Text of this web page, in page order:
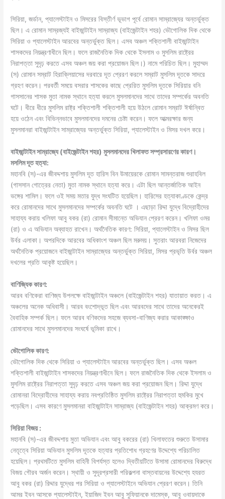
o
o
k
p
p
n
n
k
n
g
er
s
সিরিয়া, জর্ডান, প্যালেস্টাইন ও মিসরের বিস্তীর্ণ ভূভাগ পূর্বে রােমান সাম্রাজ্যের অন্তর্ভুক্ত
ছিল। এ রােমান সাম্রজ্যই বাইজান্টাইন সাম্রাজ্য (বাইজেন্টাইন শহর) ভৌগােলিক দিক থেকে
সিরিয়া ও প্যালেস্টাইন আরবের অন্তর্ভুক্ত ছিল। এসব অঞ্চল শক্তিশালী বাইজান্টাইন
শাসকদের নিয়ন্ত্রণাধীনে ছিল। ফলে রাজনৈতিক দিক থেকে ইসলাম ও মুসলিম রাষ্ট্রের
নিরাপত্তা সুদৃঢ় করতে এসব অঞ্চল জয় করা প্রয়ােজন ছিল।) নামে পরিচিত ছিল। মুহাম্মদ
(স) রােমান সম্রাট হিরাক্লিয়াসের দরবারে দূত প্রেরণ করলে সম্রাট মুসলিম দূতকে সাদরে
গ্রহণ করেন। পরবর্তী সময়ে বসরার শাসকের কাছে প্রেরিত মুসলিম দূতকে সিরিয়ার বনি
গাসসানের শাসক মুতা নামক স্থানে হত্যা করলে মুসলমানদের সাথে তাদের সম্পর্কের অবনতি
ঘটে। ধীরে ধীরে মুসলিম রাষ্ট্র শক্তিশালী শক্তিশালী হয়ে উঠলে রােমান সম্রাট ঈর্ষান্বিত
হয়ে ওঠেন এবং বিভিন্নভাবে মুসলমানদের দমনের চেষ্টা করেন। ফলে আত্মরক্ষার জন্য
মুসলমানরা বাইজান্টাইন সাম্রাজ্যের অন্তর্ভুক্ত সিরিয়া, প্যালেস্টাইন ও মিসর দখল করে।
বাইজান্টাইন সাম্রাজ্যে (বাইজেন্টাইন শহর) মুসলমানদের খিলাফত সম্প্রসারণের কারণ।
মসলিম দূত হত্যা:
মহানবি (স)-এর জীবদ্দশায় মুসলিম দূত হারিস বিন উমায়েরকে রােমান সামন্তরাজ শুরাহবিল
(গাসসান গােত্রের নেতা) মুতা নামক স্থানে হত্যা করে। এটা ছিল আন্তর্জাতিক আইন
ভঙ্গের শামিল। ফলে ওই সময় মতার যুদ্ধ সংঘটিত হয়েছিল। হারিসের হত্যাকাণ্ডকে কেন্দ্র
করে রােমানদের সাথে মুসলমানদের সম্পর্কের অবনতি ঘটে । এছাড়া রিদ্দা যুদ্ধে বিদ্রোহীদের
সাহায্য করায় খলিফা আবু বকর (রা) রােমান সীমান্তে অভিযান প্রেরণ করেন। খলিফা ওমর
(রা) ও এ অভিযান অব্যাহত রাখেন। অর্থনৈতিক কারণ: সিরিয়া, প্যালেস্টাইন ও মিসর ছিল
উর্বর এলাকা। অপরদিকে আরবের অধিকাংশ অঞ্চল ছিল মরুময়। সুতরাং আরবরা নিজেদের
অর্থনৈতিক প্রয়ােজনে বাইজান্টাইন সাম্রাজ্যের অন্তর্ভুক্ত সিরিয়া, মিসর প্রভৃতি উর্বর অঞ্চল
দখলের প্রতি আকৃষ্ট হয়েছিল।
বাণিজ্যিক কারণ:
আরব বণিকেরা বাণিজ্য উপলক্ষে বাইজান্টাইন অঞ্চলে (বাইজেন্টাইন শহর) যাতায়াত করত। এ
অঞ্চলের অনেক অধিবাসী। আরব বংশােদ্ভূত ছিল এবং আরবদের সাথে তাদের অনেকেরই
বৈবাহিক সম্পর্ক ছিল। ফলে আরব বণিকদের সহজে ব্যবসা-বাণিজ্য করার আকাঙ্ক্ষাও
রােমানদের সাথে মুসলমানদের সংঘর্ষে ভূমিকা রাখে।
ভৌগােলিক কারণ:
ভৌগােলিক দিক থেকে সিরিয়া ও প্যালেস্টাইন আরবের অন্তর্ভুক্ত ছিল। এসব অঞ্চল
শক্তিশালী বাইজান্টাইন শাসকদের নিয়ন্ত্রণাধীনে ছিল। ফলে রাজনৈতিক দিক থেকে ইসলাম ও
মুসলিম রাষ্ট্রের নিরাপত্তা সুদৃঢ় করতে এসব অঞ্চল জয় করা প্রয়ােজন ছিল। রিদ্দা যুদ্ধে
রােমানরা বিদ্রোহীদের সাহায্য করায় নবপ্রতিষ্ঠিত মুসলিম রাষ্ট্রের নিরাপত্তা হুমকির মুখে
পড়েছিল। এসব কারণে মুসলমানরা বাইজান্টাইন সাম্রাজ্য (বাইজেন্টাইন শহর) আক্রমণ করে।
সিরিয়া বিজয় :
মহানবি (স)-এর জীবদ্দশায় মুতা অভিযান এবং আবু বকরের (রা) খিলাফতের শুরুতে উসামার
নেতৃত্বে সিরিয়া অভিযান মুসলিম দূতকে হত্যার প্রতিশােধ গ্রহণের উদ্দেশ্যে পরিচালিত
হয়েছিল। প্রথমটিতে মুসলিম বাহিনী বিপর্যস্ত হলেও দ্বিতীয়টিতে উসামা রােমানদের বিরুদ্ধে
বিজয় গৌরব অর্জন করেন। স্থায়ী ও সুদূরপ্রসারী পরিকল্পনা বাস্তবায়নের উদ্দেশ্যে হযরত
আবু বকর (রা) রিদ্দার যুদ্ধের পর সিরিয়া ও প্যালেস্টাইনে অভিযান প্রেরণ করেন। তিনি
আমর ইবন আসকে প্যালেস্টাইন, ইয়াজিদ ইবন আবু সুফিয়ানকে দামেস্ক, আবু ওবায়দাকে